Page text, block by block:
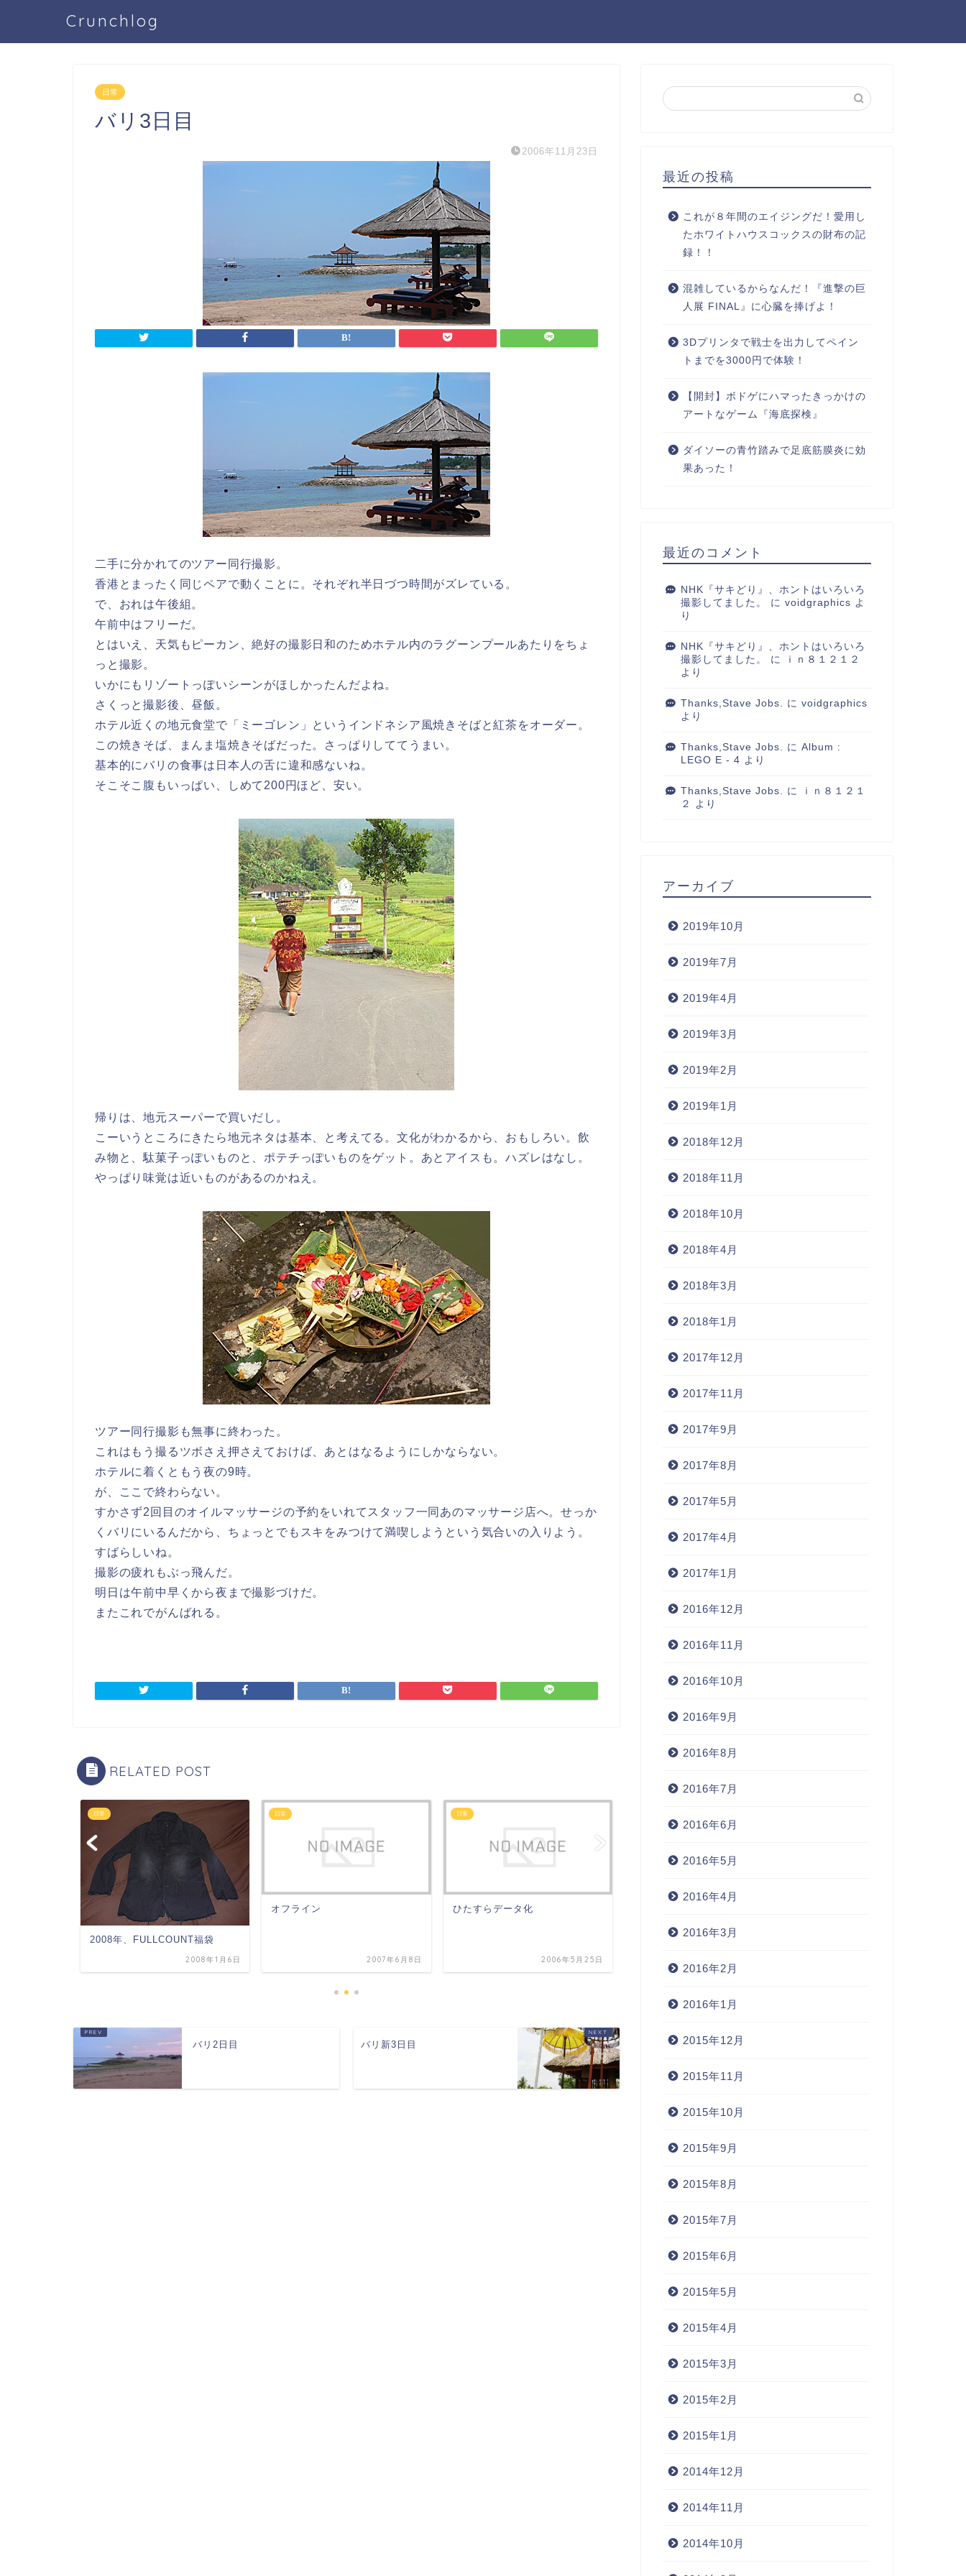
Crunchlog
日常
バリ3日目
2006年11月23日
二手に分かれてのツアー同行撮影。
香港とまったく同じペアで動くことに。それぞれ半日づつ時間がズレている。
で、おれは午後組。
午前中はフリーだ。
とはいえ、天気もピーカン、絶好の撮影日和のためホテル内のラグーンプールあたりをちょ
っと撮影。
いかにもリゾートっぽいシーンがほしかったんだよね。
さくっと撮影後、昼飯。
ホテル近くの地元食堂で「ミーゴレン」というインドネシア風焼きそばと紅茶をオーダー。
この焼きそば、まんま塩焼きそばだった。さっぱりしててうまい。
基本的にバリの食事は日本人の舌に違和感ないね。
そこそこ腹もいっぱい、しめて200円ほど、安い。
帰りは、地元スーパーで買いだし。
こーいうところにきたら地元ネタは基本、と考えてる。文化がわかるから、おもしろい。飲
み物と、駄菓子っぽいものと、ポテチっぽいものをゲット。あとアイスも。ハズレはなし。
やっぱり味覚は近いものがあるのかねえ。
ツアー同行撮影も無事に終わった。
これはもう撮るツボさえ押さえておけば、あとはなるようにしかならない。
ホテルに着くともう夜の9時。
が、ここで終わらない。
すかさず2回目のオイルマッサージの予約をいれてスタッフ一同あのマッサージ店へ。せっか
くバリにいるんだから、ちょっとでもスキをみつけて満喫しようという気合いの入りよう。
すばらしいね。
撮影の疲れもぶっ飛んだ。
明日は午前中早くから夜まで撮影づけだ。
またこれでがんばれる。
RELATED POST
日常
2008年、FULLCOUNT福袋
2008年1月6日
日常
オフライン
2007年6月8日
日常
ひたすらデータ化
2006年5月25日
2008年、FULLCOUNT福袋
バリ2日目 バリ新3日目
最近の投稿
これが８年間のエイジングだ！愛用し
たホワイトハウスコックスの財布の記
録！！
混雑しているからなんだ！『進撃の巨
人展 FINAL』に心臓を捧げよ！
3Dプリンタで戦士を出力してペイン
トまでを3000円で体験！
【開封】ボドゲにハマったきっかけの
アートなゲーム『海底探検』
ダイソーの青竹踏みで足底筋膜炎に効
果あった！
最近のコメント
NHK『サキどり』、ホントはいろいろ
撮影してました。
に voidgraphics よ
り
NHK『サキどり』、ホントはいろいろ
撮影してました。
に
ｉｎ８１２１２
より
Thanks,Stave Jobs. に voidgraphics
より
Thanks,Stave Jobs. に Album :
LEGO E - 4 より
Thanks,Stave Jobs. に
ｉｎ８１２１
２
より
アーカイブ
2019年10月
2019年7月
2019年4月
2019年3月
2019年2月
2019年1月
2018年12月
2018年11月
2018年10月
2018年4月
2018年3月
2018年1月
2017年12月
2017年11月
2017年9月
2017年8月
2017年5月
2017年4月
2017年1月
2016年12月
2016年11月
2016年10月
2016年9月
2016年8月
2016年7月
2016年6月
2016年5月
2016年4月
2016年3月
2016年2月
2016年1月
2015年12月
2015年11月
2015年10月
2015年9月
2015年8月
2015年7月
2015年6月
2015年5月
2015年4月
2015年3月
2015年2月
2015年1月
2014年12月
2014年11月
2014年10月